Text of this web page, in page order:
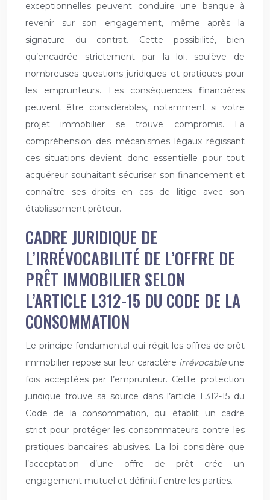
exceptionnelles peuvent conduire une banque à
revenir sur son engagement, même après la
signature du contrat. Cette possibilité, bien
qu’encadrée strictement par la loi, soulève de
nombreuses questions juridiques et pratiques pour
les emprunteurs. Les conséquences financières
peuvent être considérables, notamment si votre
projet immobilier se trouve compromis. La
compréhension des mécanismes légaux régissant
ces situations devient donc essentielle pour tout
acquéreur souhaitant sécuriser son financement et
connaître ses droits en cas de litige avec son
établissement prêteur.
CADRE JURIDIQUE DE
L’IRRÉVOCABILITÉ DE L’OFFRE DE
PRÊT IMMOBILIER SELON
L’ARTICLE L312-15 DU CODE DE LA
CONSOMMATION
Le principe fondamental qui régit les offres de prêt
immobilier repose sur leur caractère irrévocableune
fois acceptées par l’emprunteur. Cette protection
juridique trouve sa source dans l’article L312-15 du
Code de la consommation, qui établit un cadre
strict pour protéger les consommateurs contre les
pratiques bancaires abusives. La loi considère que
l’acceptation d’une offre de prêt crée un
engagement mutuel et définitif entre les parties.